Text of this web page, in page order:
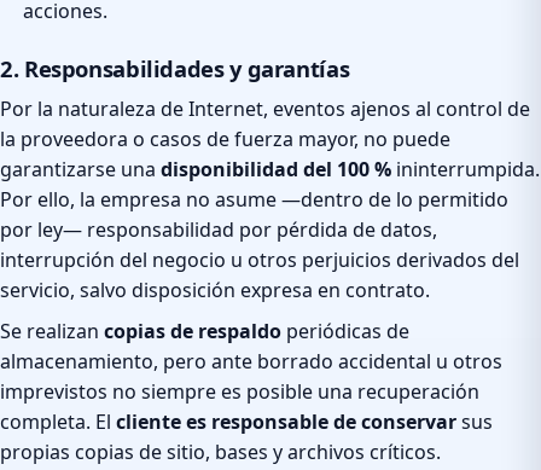
acciones.
2. Responsabilidades y garantías
Por la naturaleza de Internet, eventos ajenos al control de
la proveedora o casos de fuerza mayor, no puede
garantizarse una disponibilidad del 100 % ininterrumpida.
Por ello, la empresa no asume —dentro de lo permitido
por ley— responsabilidad por pérdida de datos,
interrupción del negocio u otros perjuicios derivados del
servicio, salvo disposición expresa en contrato.
Se realizan copias de respaldo periódicas de
almacenamiento, pero ante borrado accidental u otros
imprevistos no siempre es posible una recuperación
completa. El cliente es responsable de conservarsus
propias copias de sitio, bases y archivos críticos.